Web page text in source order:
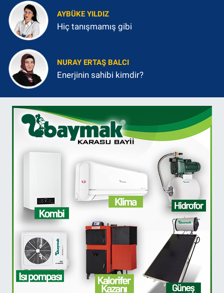
AYBÜKE YILDIZ
Hiç tanışmamış gibi
NURAY ERTAŞ BALCI
Enerjinin sahibi kimdir?